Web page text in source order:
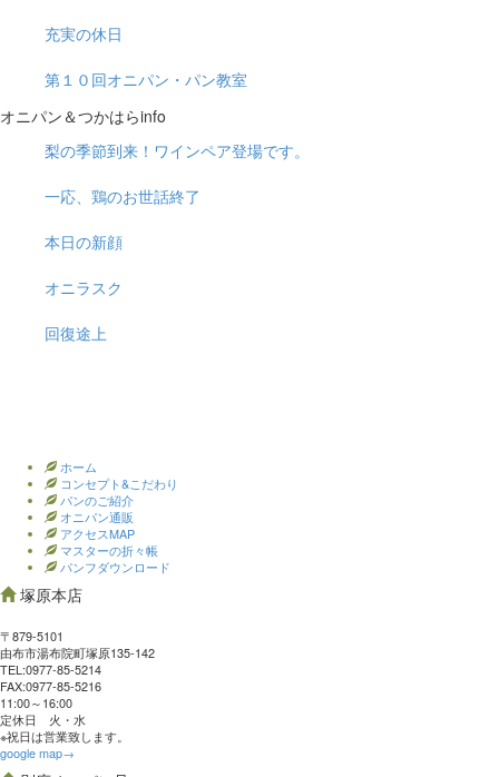
充実の休日
第１０回オニパン・パン教室
オニパン＆つかはらinfo
梨の季節到来！ワインペア登場です。
一応、鶏のお世話終了
本日の新顔
オニラスク
回復途上
ホーム
コンセプト&こだわり
パンのご紹介
オニパン通販
アクセスMAP
マスターの折々帳
パンフダウンロード
塚原本店
〒879-5101
由布市湯布院町塚原135-142
TEL:0977‐85-5214
FAX:0977‐85-5216
11:00～16:00
定休日 火・水
※祝日は営業致します。
google map→